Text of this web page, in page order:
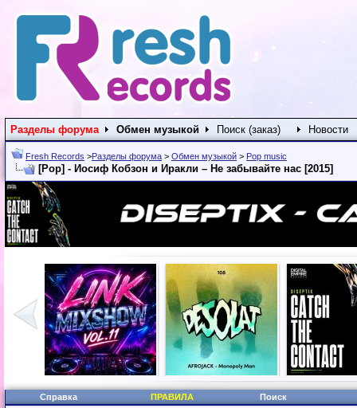
Разделы форума Обмен музыкой Поиск (заказ) Новости
Fresh Records >Разделы форума > Обмен музыкой > Pop music
[Pop] - Иосиф Кобзон и Иракли – Не забывайте нас [2015]
Справка ПРАВИЛА Поиск